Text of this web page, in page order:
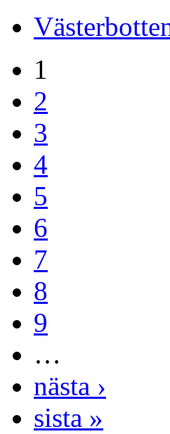
1
2
3
4
5
6
7
8
9
…
nästa ›
sista »